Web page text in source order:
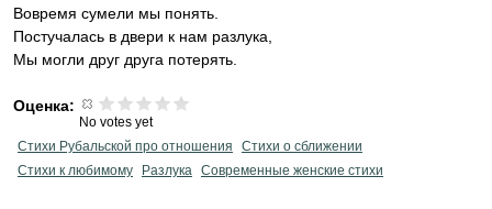
Вовремя сумели мы понять.
Постучалась в двери к нам разлука,
Мы могли друг друга потерять.
Оценка:
No votes yet
Стихи Рубальской про отношения
Стихи о сближении
Стихи к любимому
Разлука Современные женские стихи